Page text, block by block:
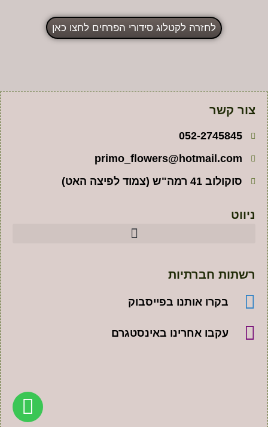
לחזרה לקטלוג סידורי הפרחים לחצו כאן
צור קשר
052-2745845
primo_flowers@hotmail.com
סוקולוב 41 רמה"ש (צמוד לפיצה האט)
ניווט
רשתות חברתיות
בקרו אותנו בפייסבוק
עקבו אחרינו באינסטגרם